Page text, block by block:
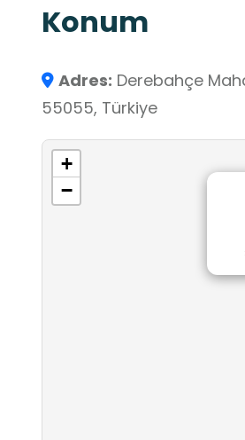
Konum
Adres: Derebahçe
55055, Türkiye
+
−